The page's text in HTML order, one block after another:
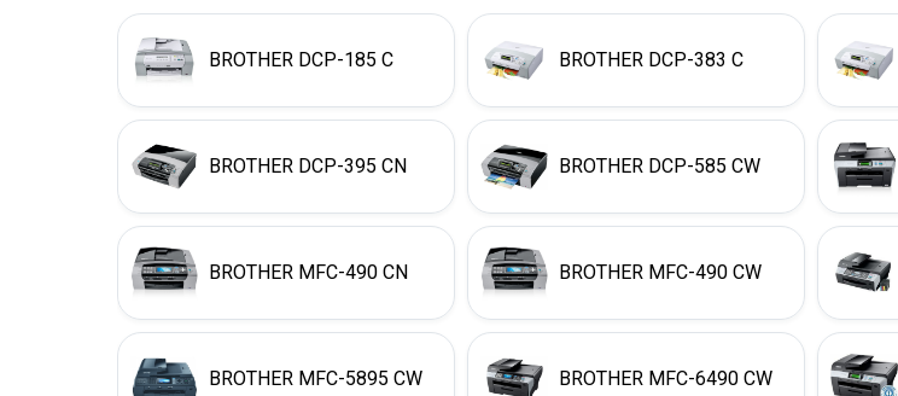
BROTHER DCP-185 C BROTHER DCP-383 C
BROTHER DCP-395 CN BROTHER DCP-585 CW
BROTHER MFC-490 CN BROTHER MFC-490 CW
BROTHER MFC-5895 CW BROTHER MFC-6490 CW